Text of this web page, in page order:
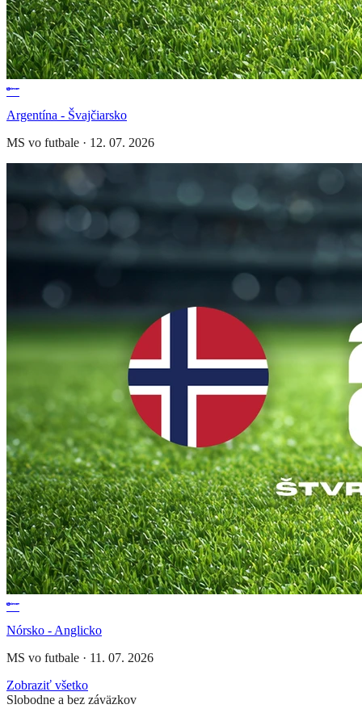
Argentína - Švajčiarsko
MS vo futbale · 12. 07. 2026
Nórsko - Anglicko
MS vo futbale · 11. 07. 2026
Zobraziť všetko
Slobodne a bez záväzkov